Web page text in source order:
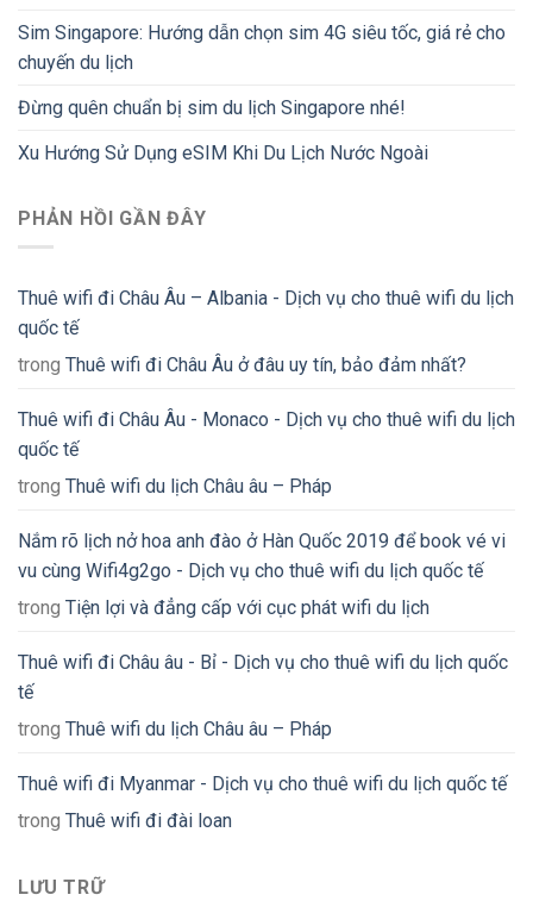
Sim Singapore: Hướng dẫn chọn sim 4G siêu tốc, giá rẻ cho
chuyến du lịch
Đừng quên chuẩn bị sim du lịch Singapore nhé!
Xu Hướng Sử Dụng eSIM Khi Du Lịch Nước Ngoài
PHẢN HỒI GẦN ĐÂY
Thuê wifi đi Châu Âu – Albania - Dịch vụ cho thuê wifi du lịch
quốc tế
trong Thuê wifi đi Châu Âu ở đâu uy tín, bảo đảm nhất?
Thuê wifi đi Châu Âu - Monaco - Dịch vụ cho thuê wifi du lịch
quốc tế
trong Thuê wifi du lịch Châu âu – Pháp
Nắm rõ lịch nở hoa anh đào ở Hàn Quốc 2019 để book vé vi
vu cùng Wifi4g2go - Dịch vụ cho thuê wifi du lịch quốc tế
trong Tiện lợi và đẳng cấp với cục phát wifi du lịch
Thuê wifi đi Châu âu - Bỉ - Dịch vụ cho thuê wifi du lịch quốc
tế
trong Thuê wifi du lịch Châu âu – Pháp
Thuê wifi đi Myanmar - Dịch vụ cho thuê wifi du lịch quốc tế
trong Thuê wifi đi đài loan
LƯU TRỮ